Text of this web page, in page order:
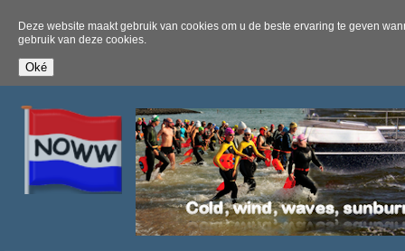
Deze website maakt gebruik van cookies om u de beste ervaring te geven
gebruik van deze cookies.